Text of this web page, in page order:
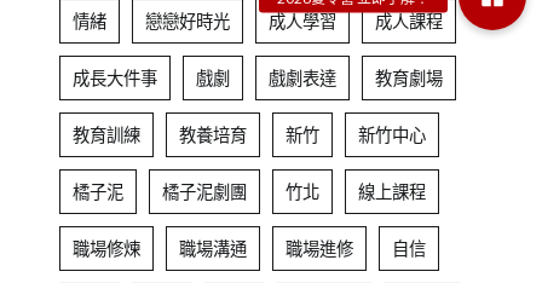
情緒 戀戀好時光 成人學習 成人課程
成長大件事 戲劇 戲劇表達 教育劇場
教育訓練 教養培育 新竹 新竹中心
橘子泥 橘子泥劇團 竹北 線上課程
職場修煉 職場溝通 職場進修 自信